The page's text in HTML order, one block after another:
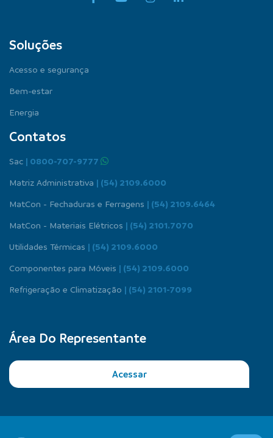
Soluções
Acesso e segurança
Bem-estar
Energia
Contatos
Sac | 0800-707-9777
Matriz Administrativa | (54) 2109.6000
MatCon - Fechaduras e Ferragens | (54) 2109.6464
MatCon - Materiais Elétricos | (54) 2101.7070
Utilidades Térmicas | (54) 2109.6000
Componentes para Móveis | (54) 2109.6000
Refrigeração e Climatização | (54) 2101-7099
Área Do Representante
Acessar